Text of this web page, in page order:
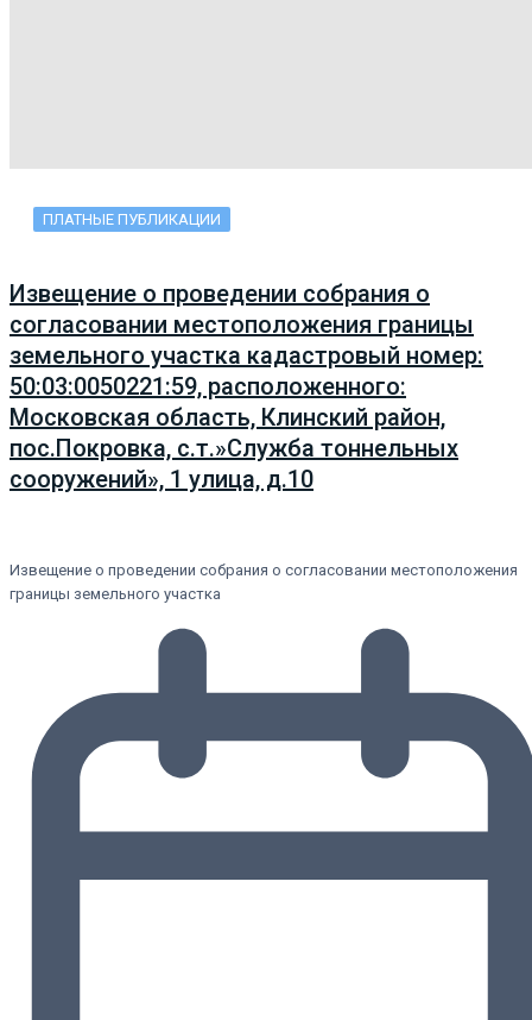
ПЛАТНЫЕ ПУБЛИКАЦИИ
Извещение о проведении собрания о
согласовании местоположения границы
земельного участка кадастровый номер:
50:03:0050221:59, расположенного:
Московская область, Клинский район,
пос.Покровка, с.т.»Служба тоннельных
сооружений», 1 улица, д.10
Извещение о проведении собрания о согласовании местоположения
границы земельного участка